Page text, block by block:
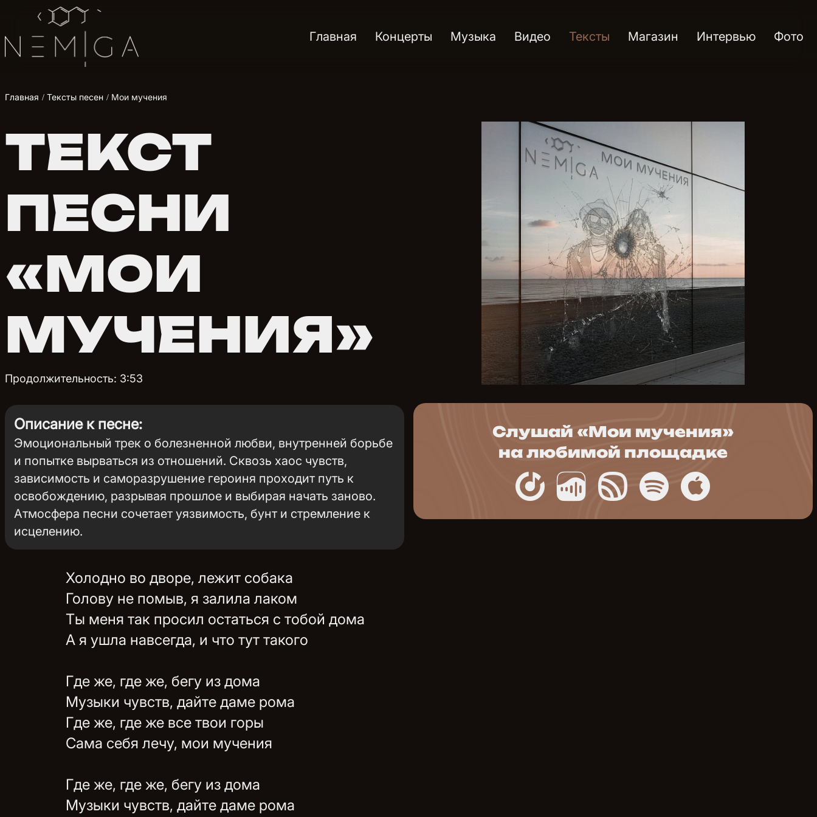
Главная Концерты Музыка Видео Тексты Магазин Интервью Фото
Главная Тексты песен Мои мучения
ТЕКСТ
ПЕСНИ
«МОИ
МУЧЕНИЯ»
Продолжительность: 3:53
Описание к песне:
Эмоциональный трек о болезненной любви, внутренней борьбе
и попытке вырваться из отношений. Сквозь хаос чувств,
зависимость и саморазрушение героиня проходит путь к
освобождению, разрывая прошлое и выбирая начать заново.
Атмосфера песни сочетает уязвимость, бунт и стремление к
исцелению.
Холодно во дворе, лежит собака
Голову не помыв, я залила лаком
Ты меня так просил остаться с тобой дома
А я ушла навсегда, и что тут такого
Где же, где же, бегу из дома
Музыки чувств, дайте даме рома
Где же, где же все твои горы
Сама себя лечу, мои мучения
Где же, где же, бегу из дома
Музыки чувств, дайте даме рома
Слушай «Мои мучения»
на любимой площадке